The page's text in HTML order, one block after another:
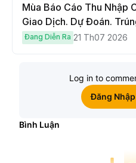
Mùa Báo Cáo Thu Nhập
Giao Dịch. Dự Đoán.
Cybertruck!
Đang Diễn Ra 21 Th07 2026
Log in to
Đăng
Bình Luận